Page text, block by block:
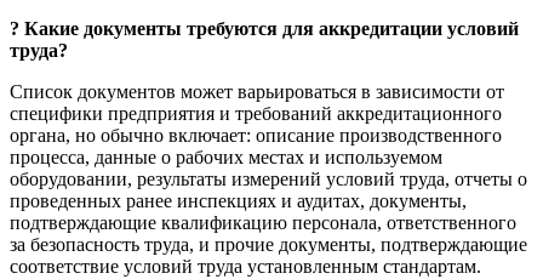
? Какие документы требуются для аккредитации условий
труда?
Список документов может варьироваться в зависимости от
специфики предприятия и требований аккредитационного
органа, но обычно включает: описание производственного
процесса, данные о рабочих местах и используемом
оборудовании, результаты измерений условий труда, отчеты о
проведенных ранее инспекциях и аудитах, документы,
подтверждающие квалификацию персонала, ответственного
за безопасность труда, и прочие документы, подтверждающие
соответствие условий труда установленным стандартам.